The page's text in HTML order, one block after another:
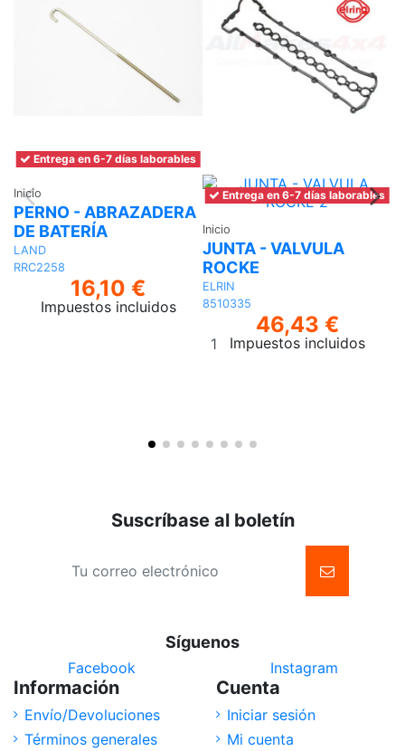
Entrega en 6-7 días laborables
Inicio
PERNO - ABRAZADERA
DE BATERÍA
LAND
RRC2258
16,10 €
Impuestos incluidos
Añadir
al
Entrega en 6-7 días laborables
Inicio
JUNTA - VALVULA
ROCKE
ELRIN
8510335
46,43 €
Impuestos incluidos
Suscríbase al boletín
Síguenos
Facebook Instagram
Información
Envío/Devoluciones
Términos generales
Cuenta
Iniciar sesión
Mi cuenta